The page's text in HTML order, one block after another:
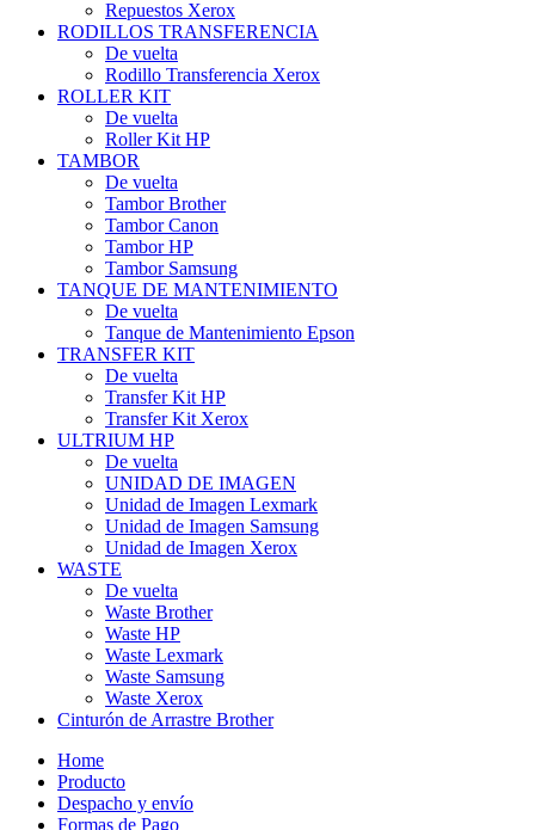
Repuestos Xerox
RODILLOS TRANSFERENCIA
De vuelta
Rodillo Transferencia Xerox
ROLLER KIT
De vuelta
Roller Kit HP
TAMBOR
De vuelta
Tambor Brother
Tambor Canon
Tambor HP
Tambor Samsung
TANQUE DE MANTENIMIENTO
De vuelta
Tanque de Mantenimiento Epson
TRANSFER KIT
De vuelta
Transfer Kit HP
Transfer Kit Xerox
ULTRIUM HP
De vuelta
UNIDAD DE IMAGEN
Unidad de Imagen Lexmark
Unidad de Imagen Samsung
Unidad de Imagen Xerox
WASTE
De vuelta
Waste Brother
Waste HP
Waste Lexmark
Waste Samsung
Waste Xerox
Cinturón de Arrastre Brother
Home
Producto
Despacho y envío
Formas de Pago